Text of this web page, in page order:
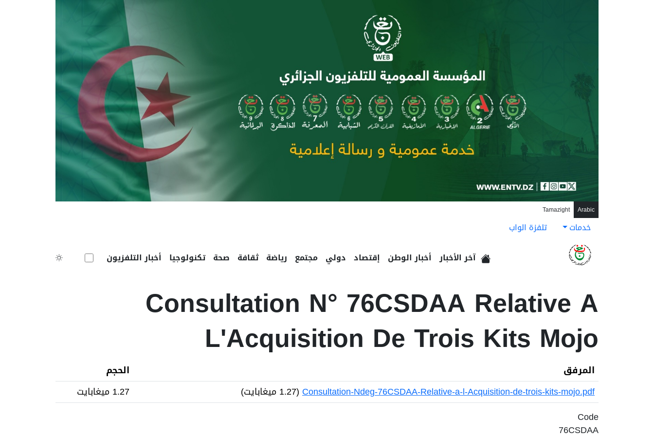
Arabic
Tamazight
خدمات تلفزة الواب
آخر الأخبار أخبار الوطن إقتصاد دولي مجتمع رياضة ثقافة صحة تكنولوجيا أخبار التلفزيون
Consultation N° 76CSDAA Relative A
L'Acquisition De Trois Kits Mojo
المرفق
الحجم
Consultation-Ndeg-76CSDAA-Relative-a-l-Acquisition-de-trois-kits-mojo.pdf (1.27 ميغابايت)
1.27 ميغابايت
Code
76CSDAA